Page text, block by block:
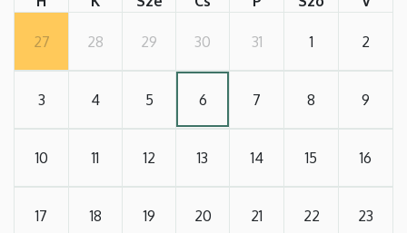
27 28 29 30 31 1 2
3 4 5 6 7 8 9
10 11 12 13 14 15 16
17 18 19 20 21 22 23